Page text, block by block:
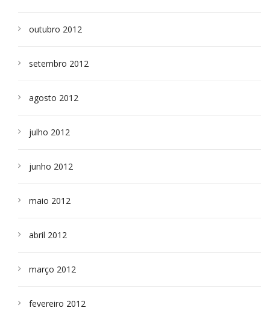
outubro 2012
setembro 2012
agosto 2012
julho 2012
junho 2012
maio 2012
abril 2012
março 2012
fevereiro 2012